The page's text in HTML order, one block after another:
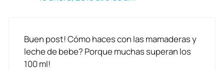
Buen post! Cómo haces con las mamaderas y
leche de bebe? Porque muchas superan los
100 ml!